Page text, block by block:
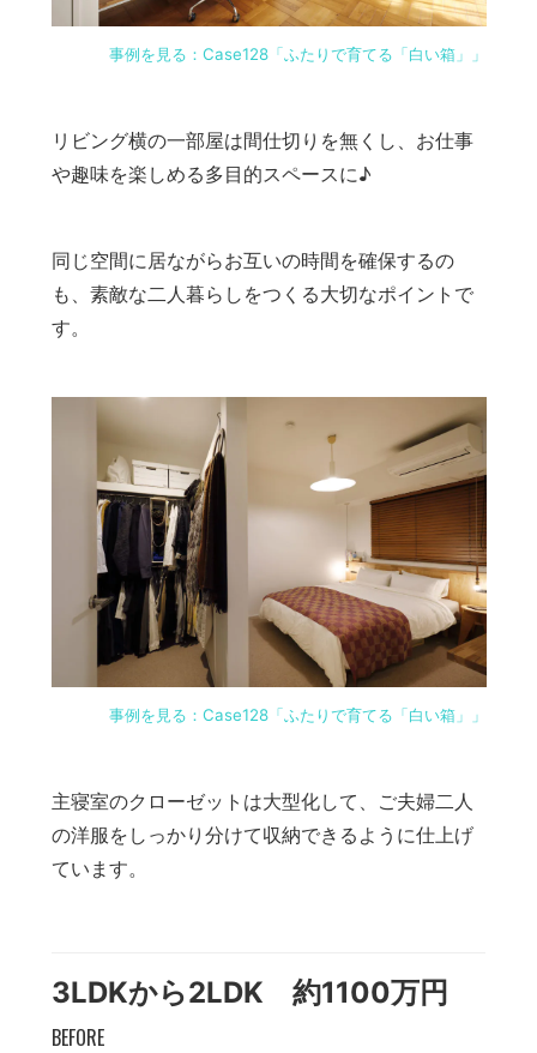
事例を見る：Case128「ふたりで育てる「白い箱」」
リビング横の一部屋は間仕切りを無くし、お仕事
や趣味を楽しめる多目的スペースに♪
同じ空間に居ながらお互いの時間を確保するの
も、素敵な二人暮らしをつくる大切なポイントで
す。
事例を見る：Case128「ふたりで育てる「白い箱」」
主寝室のクローゼットは大型化して、ご夫婦二人
の洋服をしっかり分けて収納できるように仕上げ
ています。
3LDKから2LDK 約1100万円
BEFORE